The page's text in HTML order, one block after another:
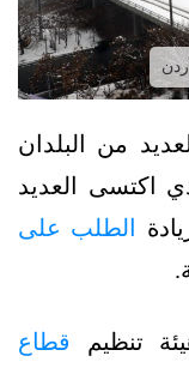
من البلدان
اكتسى العديد
الطلب على
تنظيم قطاع